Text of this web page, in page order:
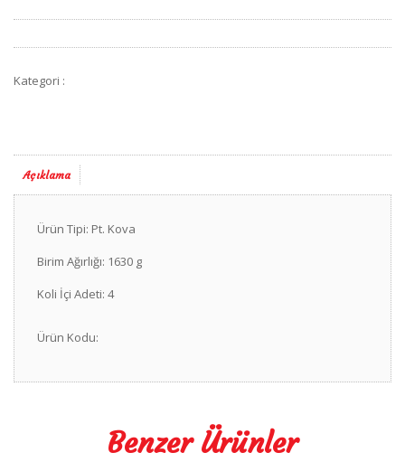
Kategori :
Açıklama
Ürün Tipi: Pt. Kova
Birim Ağırlığı: 1630 g
Koli İçi Adeti: 4
Ürün Kodu:
Benzer Ürünler